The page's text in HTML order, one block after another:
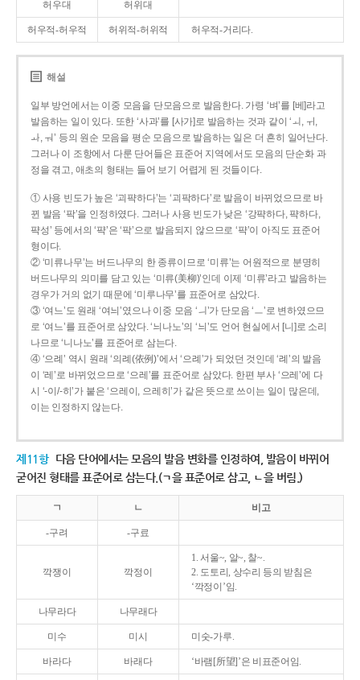
허우대 허위대
허우적-허우적 허위적-허위적 허우적-거리다.
해설
일부 방언에서는 이중 모음을 단모음으로 발음한다. 가령 ‘벼’를 [베]라고
발음하는 일이 있다. 또한 ‘사과’를 [사가]로 발음하는 것과 같이 ‘ㅚ, ㅟ,
ㅘ, ㅝ’ 등의 원순 모음을 평순 모음으로 발음하는 일은 더 흔히 일어난다.
그러나 이 조항에서 다룬 단어들은 표준어 지역에서도 모음의 단순화 과
정을 겪고, 애초의 형태는 들어 보기 어렵게 된 것들이다.
① 사용 빈도가 높은 ‘괴퍅하다’는 ‘괴팍하다’로 발음이 바뀌었으므로 바
뀐 발음 ‘팍’을 인정하였다. 그러나 사용 빈도가 낮은 ‘강퍅하다, 퍅하다,
퍅성’ 등에서의 ‘퍅’은 ‘팍’으로 발음되지 않으므로 ‘퍅’이 아직도 표준어
형이다.
② ‘미류나무’는 버드나무의 한 종류이므로 ‘미류’는 어원적으로 분명히
버드나무의 의미를 담고 있는 ‘미류(美柳)’인데 이제 ‘미류’라고 발음하는
경우가 거의 없기 때문에 ‘미루나무’를 표준어로 삼았다.
③ ‘여느’도 원래 ‘여늬’였으나 이중 모음 ‘ㅢ’가 단모음 ‘ㅡ’로 변하였으므
로 ‘여느’를 표준어로 삼았다. ‘늬나노’의 ‘늬’도 언어 현실에서 [니]로 소리
나므로 ‘니나노’를 표준어로 삼는다.
④ ‘으례’ 역시 원래 ‘의례(依例)’에서 ‘으례’가 되었던 것인데 ‘례’의 발음
이 ‘레’로 바뀌었으므로 ‘으레’를 표준어로 삼았다. 한편 부사 ‘으레’에 다
시 ‘-이/-히’가 붙은 ‘으레이, 으레히’가 같은 뜻으로 쓰이는 일이 많은데,
이는 인정하지 않는다.
제11항 다음 단어에서는 모음의 발음 변화를 인정하여, 발음이 바뀌어
굳어진 형태를 표준어로 삼는다.(ㄱ을 표준어로 삼고, ㄴ을 버림.)
ㄱ ㄴ 비고
-구려 -구료
깍쟁이 깍정이
1. 서울~, 알~, 찰~.
2. 도토리, 상수리 등의 받침은
‘깍정이’임.
나무라다 나무래다
미수 미시 미숫-가루.
바라다 바래다 ‘바램[所望]’은 비표준어임.